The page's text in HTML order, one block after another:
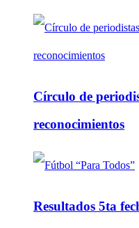
Círculo de
reconocimientos
Resultados 5ta